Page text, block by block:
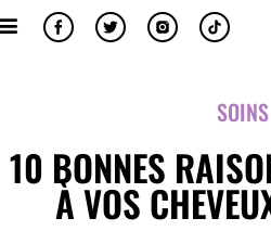
SOINS
10 BONNES
À VOS